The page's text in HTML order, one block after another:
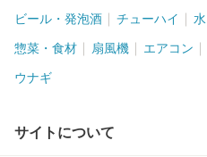
ビール・発泡酒 チューハイ 水
惣菜・食材 扇風機 エアコン
ウナギ
サイトについて